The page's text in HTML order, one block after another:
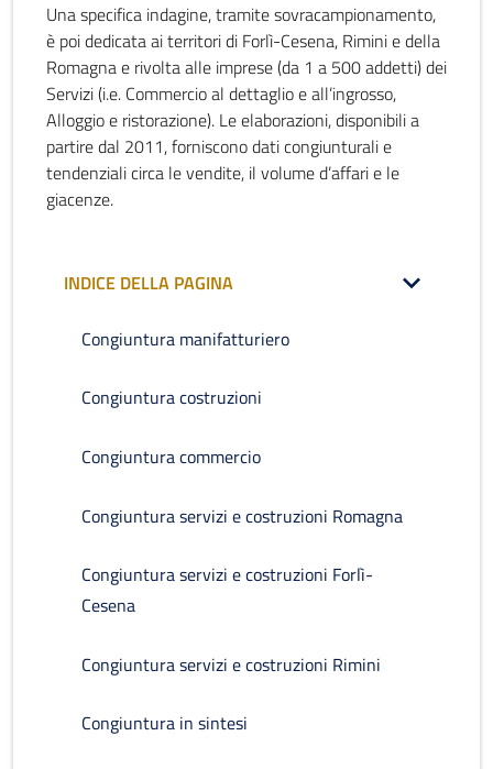
Una specifica indagine, tramite sovracampionamento,
è poi dedicata ai territori di Forlì-Cesena, Rimini e della
Romagna e rivolta alle imprese (da 1 a 500 addetti) dei
Servizi (i.e. Commercio al dettaglio e all’ingrosso,
Alloggio e ristorazione). Le elaborazioni, disponibili a
partire dal 2011, forniscono dati congiunturali e
tendenziali circa le vendite, il volume d’affari e le
giacenze.
INDICE DELLA PAGINA
Congiuntura manifatturiero
Congiuntura costruzioni
Congiuntura commercio
Congiuntura servizi e costruzioni Romagna
Congiuntura servizi e costruzioni Forlì-
Cesena
Congiuntura servizi e costruzioni Rimini
Congiuntura in sintesi